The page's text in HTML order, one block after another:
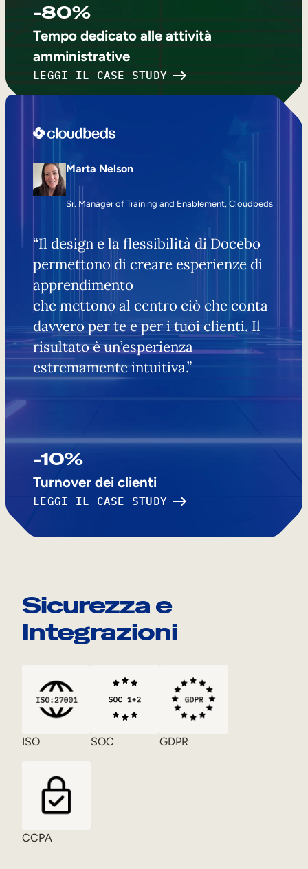
-80%
Tempo dedicato alle attività
amministrative
LEGGI IL CASE STUDY
Marta Nelson
Sr. Manager of Training and Enablement, Cloudbeds
“Il design e la flessibilità di Docebo
permettono di creare esperienze di
apprendimento
che mettono al centro ciò che conta
davvero per te e per i tuoi clienti. Il
risultato è un’esperienza
estremamente intuitiva.”
-10%
Turnover dei clienti
LEGGI IL CASE STUDY
Sicurezza e
Integrazioni
ISO SOC GDPR
CCPA